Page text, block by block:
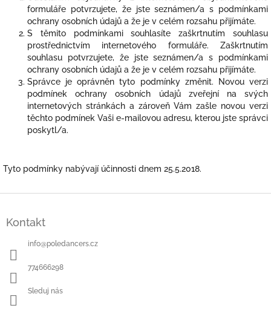
formuláře potvrzujete, že jste seznámen/a s podmínkami
ochrany osobních údajů a že je v celém rozsahu přijímáte.
S těmito podmínkami souhlasíte zaškrtnutím souhlasu
prostřednictvím internetového formuláře. Zaškrtnutím
souhlasu potvrzujete, že jste seznámen/a s podmínkami
ochrany osobních údajů a že je v celém rozsahu přijímáte.
Správce je oprávněn tyto podmínky změnit. Novou verzi
podmínek ochrany osobních údajů zveřejní na svých
internetových stránkách a zároveň Vám zašle novou verzi
těchto podmínek Vaši e-mailovou adresu, kterou jste správci
poskytl/a.
Tyto podmínky nabývají účinnosti dnem 25.5.2018.
Kontakt
info@poledancers.cz
774666298
Sleduj nás